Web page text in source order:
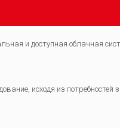
и доступная облачная
исходя из